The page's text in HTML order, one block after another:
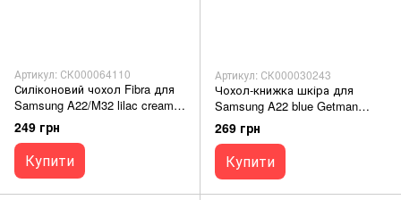
Артикул: СК000064110
Силіконовий чохол Fibra для
Samsung A22/M32 lilac cream
Full Camera
249 грн
Купити
Артикул: СК000030243
Чохол-книжка шкіра для
Samsung A22 blue Getman
Gallant PU
269 грн
Купити